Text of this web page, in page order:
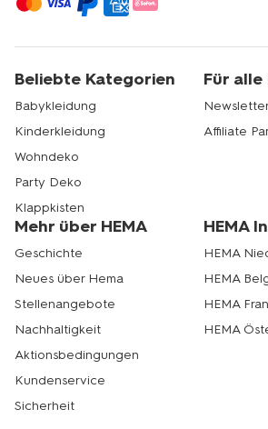
Beliebte Kategorien
Babykleidung
Kinderkleidung
Wohndeko
Party Deko
Klappkisten
Für alle
Affiliate
Mehr über HEMA
Geschichte
Neues über Hema
Stellenangebote
Nachhaltigkeit
Aktionsbedingungen
Kundenservice
Sicherheit
HEMA
HEMA
HEMA
HEMA
HEMA